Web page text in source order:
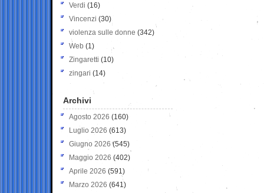
Verdi (16)
Vincenzi (30)
violenza sulle donne (342)
Web (1)
Zingaretti (10)
zingari (14)
Archivi
Agosto 2026 (160)
Luglio 2026 (613)
Giugno 2026 (545)
Maggio 2026 (402)
Aprile 2026 (591)
Marzo 2026 (641)